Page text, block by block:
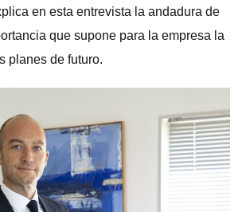
en esta entrevista la andadura de
que supone para la empresa la
planes de futuro.